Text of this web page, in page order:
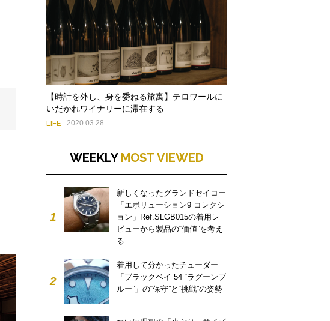
【時計を外し、身を委ねる旅寓】テロワールに
いだかれワイナリーに滞在する
LIFE 2020.03.28
WEEKLY MOST VIEWED
1
新しくなったグランドセイコー
「エボリューション9 コレクシ
ョン」Ref.SLGB015の着用レ
ビューから製品の“価値”を考え
る
2
着用して分かったチューダー
「ブラックベイ 54 “ラグーンブ
ルー”」の“保守”と“挑戦”の姿勢